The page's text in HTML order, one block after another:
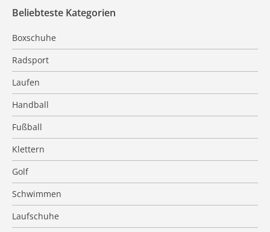
Beliebteste Kategorien
Boxschuhe
Radsport
Laufen
Handball
Fußball
Klettern
Golf
Schwimmen
Laufschuhe